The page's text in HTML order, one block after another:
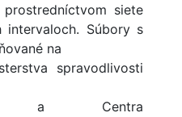
siete
intervaloch. Súbory s
na
spravodlivosti
Centra